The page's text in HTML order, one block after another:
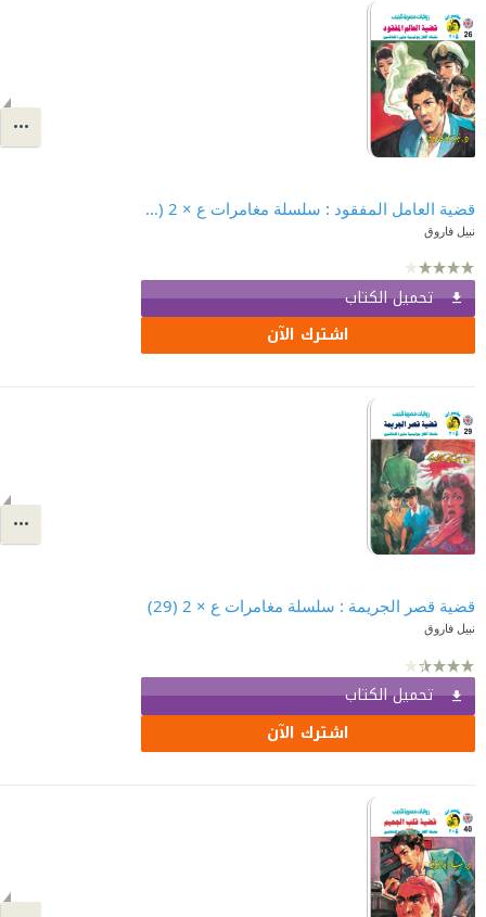
قضية العامل المفقود : سلسلة مغامرات ع × 2 (26)
نبيل فاروق
تحميل الكتاب
اشترك الآن
قضية قصر الجريمة : سلسلة مغامرات ع × 2 (29)
نبيل فاروق
تحميل الكتاب
اشترك الآن